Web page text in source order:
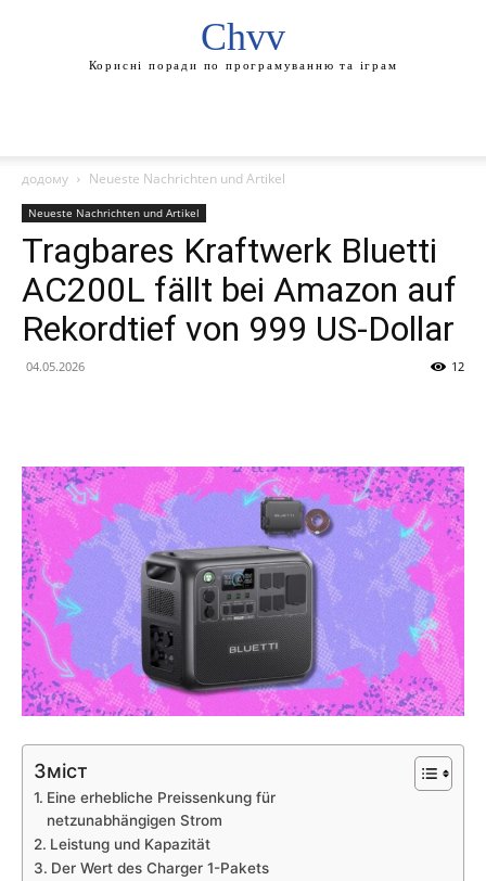
Chvv
Корисні поради по програмуванню та іграм
додому Neueste Nachrichten und Artikel
Neueste Nachrichten und Artikel
Tragbares Kraftwerk Bluetti
AC200L fällt bei Amazon auf
Rekordtief von 999 US-Dollar
04.05.2026 12
Зміст
Eine erhebliche Preissenkung für
netzunabhängigen Strom
Leistung und Kapazität
Der Wert des Charger 1-Pakets